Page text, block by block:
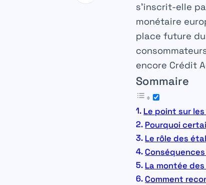
s’inscrit-elle
monétaire
place future
encore Crédit
Sommaire
Le point sur
Pourquoi
Le rôle des
La montée
Comment